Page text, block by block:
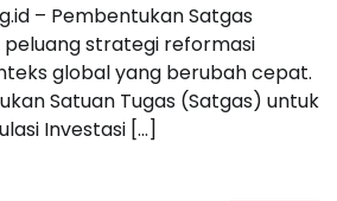
– Pembentukan Satgas
peluang strategi reformasi
global yang berubah cepat.
Satuan Tugas (Satgas) untuk
Investasi […]